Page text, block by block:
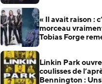
« Il avait raison :
morceau
Tobias Forge
Linkin Park
coulisses de
Bennington :